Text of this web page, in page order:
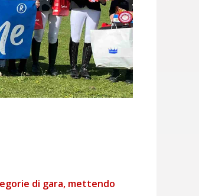
di gara, mettendo